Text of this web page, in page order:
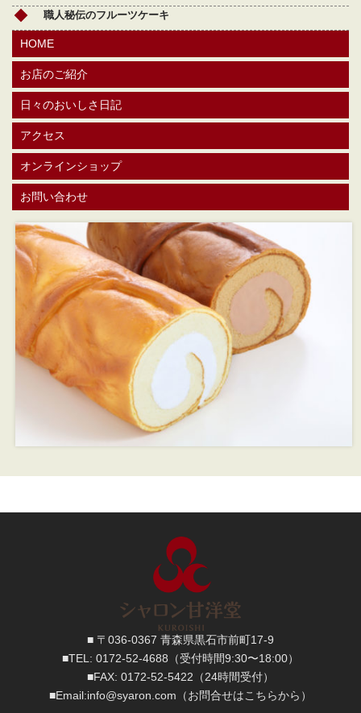
職人秘伝のフルーツケーキ
HOME
お店のご紹介
日々のおいしさ日記
アクセス
オンラインショップ
お問い合わせ
■ 〒036-0367 青森県黒石市前町17-9
■TEL: 0172-52-4688 （受付時間9:30〜18:00）
■FAX: 0172-52-5422 （24時間受付）
■Email:info@syaron.com （お問合せはこちらから）